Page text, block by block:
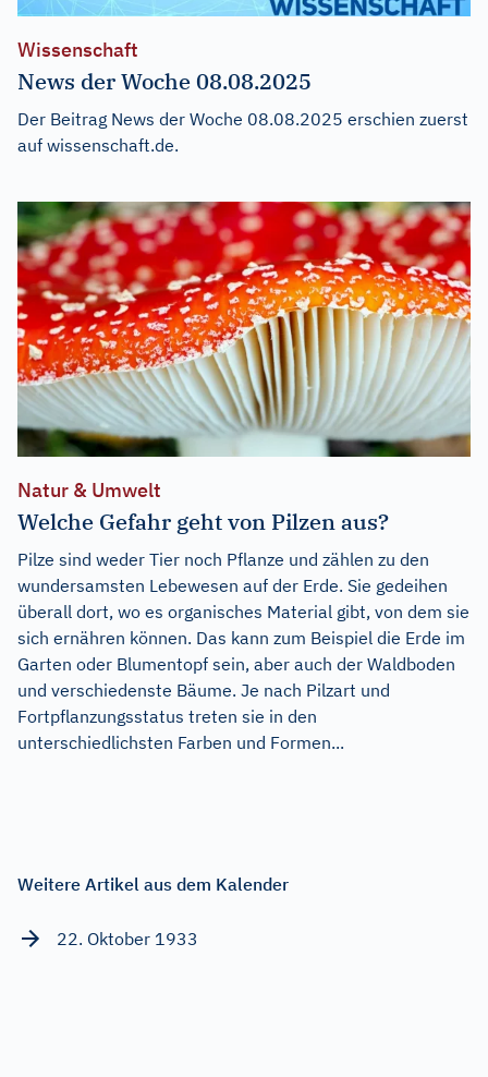
Wissenschaft
News der Woche 08.08.2025
Der Beitrag News der Woche 08.08.2025 erschien zuerst
auf wissenschaft.de.
Natur & Umwelt
Welche Gefahr geht von Pilzen aus?
Pilze sind weder Tier noch Pflanze und zählen zu den
wundersamsten Lebewesen auf der Erde. Sie gedeihen
überall dort, wo es organisches Material gibt, von dem sie
sich ernähren können. Das kann zum Beispiel die Erde im
Garten oder Blumentopf sein, aber auch der Waldboden
und verschiedenste Bäume. Je nach Pilzart und
Fortpflanzungsstatus treten sie in den
unterschiedlichsten Farben und Formen...
Weitere Artikel aus dem Kalender
22. Oktober 1933